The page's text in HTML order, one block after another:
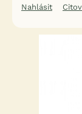
Nahlásit